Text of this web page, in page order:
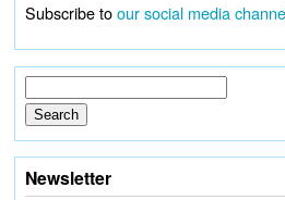
Subscribe toour social media
Newsletter